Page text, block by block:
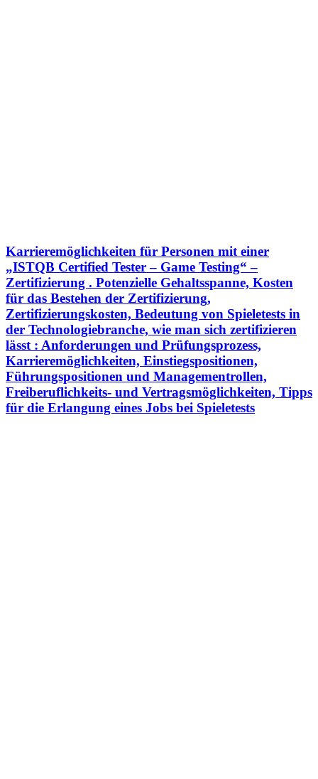
Karrieremöglichkeiten für Personen mit einer
„ISTQB Certified Tester – Game Testing“ –
Zertifizierung . Potenzielle Gehaltsspanne, Kosten
für das Bestehen der Zertifizierung,
Zertifizierungskosten, Bedeutung von Spieletests in
der Technologiebranche, wie man sich zertifizieren
lässt : Anforderungen und Prüfungsprozess,
Karrieremöglichkeiten, Einstiegspositionen,
Führungspositionen und Managementrollen,
Freiberuflichkeits- und Vertragsmöglichkeiten, Tipps
für die Erlangung eines Jobs bei Spieletests